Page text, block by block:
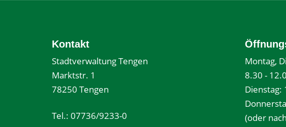
Kontakt
Stadtverwaltung Tengen
Marktstr. 1
78250 Tengen
Tel.: 07736/9233-0
Montag,
8.30 -
Dienstag:
(oder